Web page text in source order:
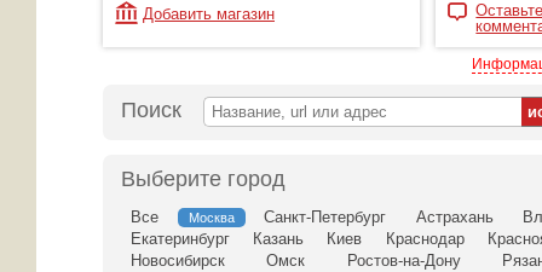
Добавить магазин
Поиск
Выберите город
Все Москва Санкт-Петербург Астрахань
Екатеринбург
Казань Киев Краснодар
Новосибирск
Омск Ростов-на-Дону